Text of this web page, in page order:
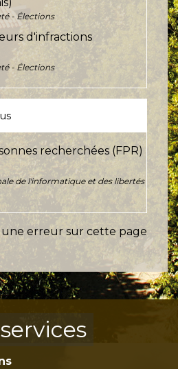
- Élections
d'infractions
- Élections
recherchées (FPR)
de l'informatique et des libertés
une erreur sur cette page